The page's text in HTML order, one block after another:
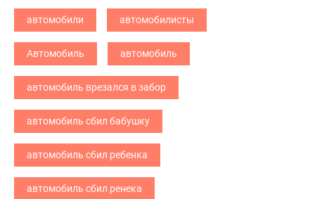
автомобили автомобилисты
Автомобиль автомобиль
автомобиль врезался в забор
автомобиль сбил бабушку
автомобиль сбил ребенка
автомобиль сбил ренека